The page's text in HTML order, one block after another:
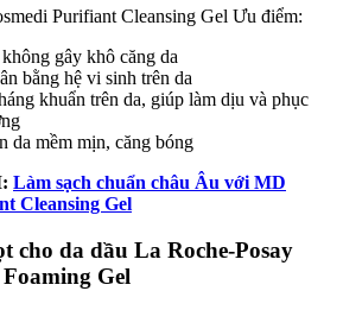
Purifiant Cleansing Gel Ưu điểm:
gây khô căng da
bằng hệ vi sinh trên da
khuẩn trên da, giúp làm dịu và phục
da mềm mịn, căng bóng
Làm sạch chuẩn châu Âu với MD
Cleansing Gel
cho da dầu La Roche-Posay
Gel